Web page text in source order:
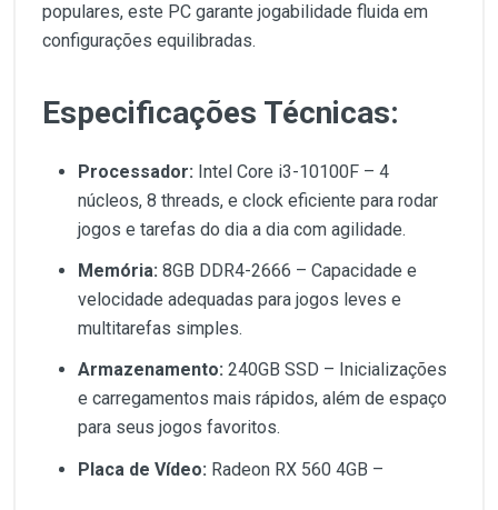
populares, este PC garante jogabilidade fluida em
configurações equilibradas.
Especificações Técnicas:
Processador: Intel Core i3-10100F – 4
núcleos, 8 threads, e clock eficiente para rodar
jogos e tarefas do dia a dia com agilidade.
Memória: 8GB DDR4-2666 – Capacidade e
velocidade adequadas para jogos leves e
multitarefas simples.
Armazenamento: 240GB SSD – Inicializações
e carregamentos mais rápidos, além de espaço
para seus jogos favoritos.
Placa de Vídeo: Radeon RX 560 4GB –